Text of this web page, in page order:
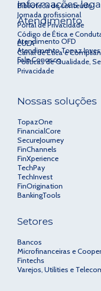
Biblioteca de conteúdo
Jornada profissional
Atendimento
Atendimento OFD
Atendimento Topaz
Fale Conosco
Informações
Portal de Privacidade
Código de Ética e
EULA
Canal de Ética e
Políticas de Qualidade,
Privacidade
Nossas soluções
TopazOne
FinancialCore
SecureJourney
FinChannels
FinXperience
TechPay
TechInvest
FinOrigination
BankingTools
Setores
Bancos
Microfinanceiras e
Fintechs
Varejos, Utilities e